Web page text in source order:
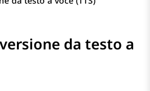
da testo a
PDF